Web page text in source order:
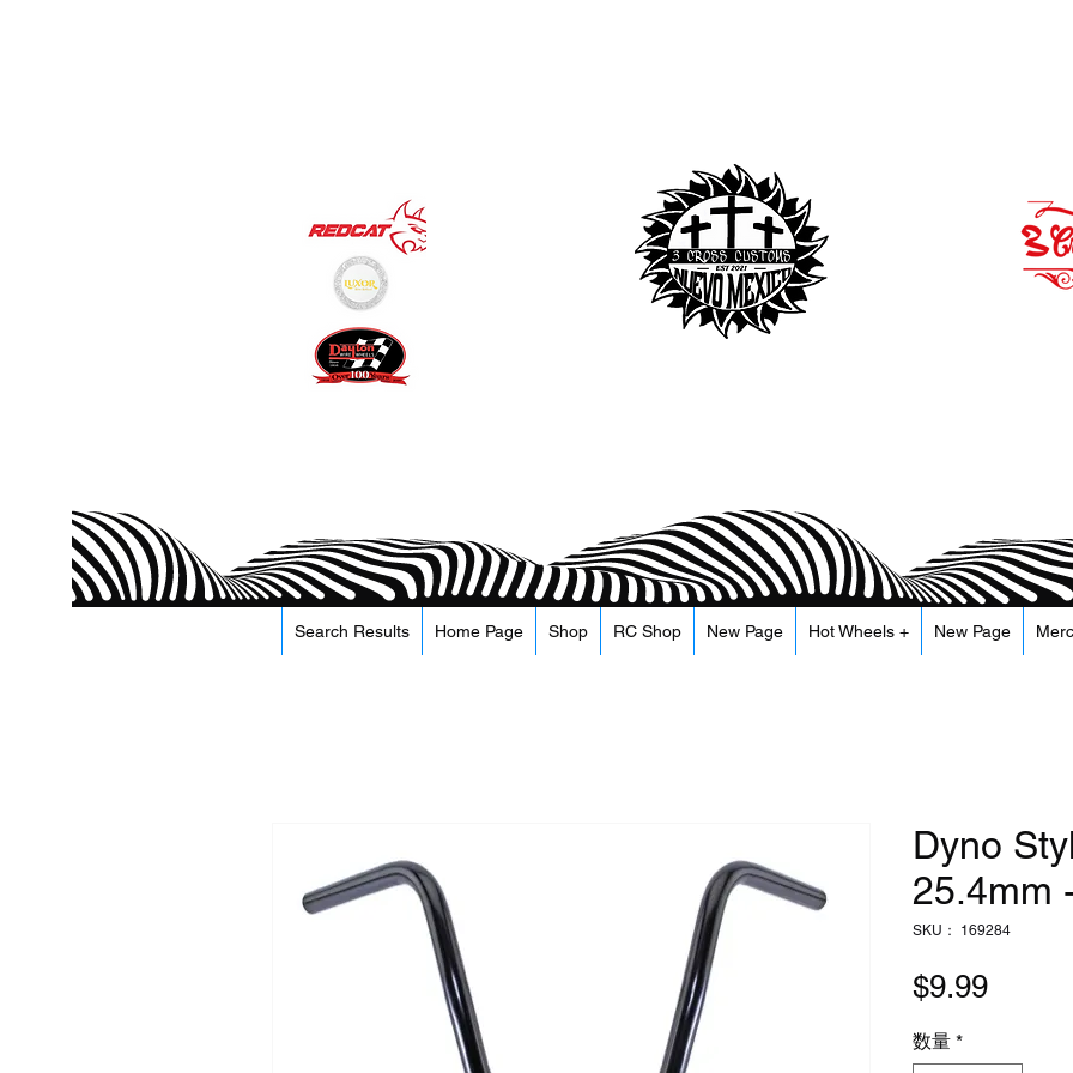
Search Results Home Page Shop RC Shop New Page Hot Wheels + New Page
Dyno
25.4mm
SKU： 169284
$9.99価
数量 *